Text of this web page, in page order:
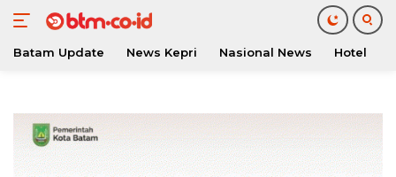
konten
Batam Update News Kepri Nasional News Hotel